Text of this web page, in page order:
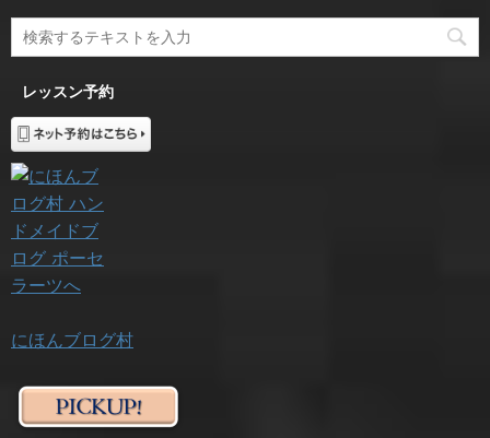
レッスン予約
にほんブログ村